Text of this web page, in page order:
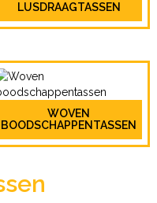
LUSDRAAGTASSEN
WOVEN
BOODSCHAPPENTASSEN